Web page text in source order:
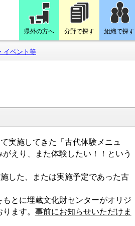
県外の方へ 分野で探す 組織で探す
イベント等
実施してきた「古代体験メニュ
えり、また体験したい！！という
した、または実施予定であった古
とに埋蔵文化財センターがオリジ
ます。 事前にお知らせいただけま